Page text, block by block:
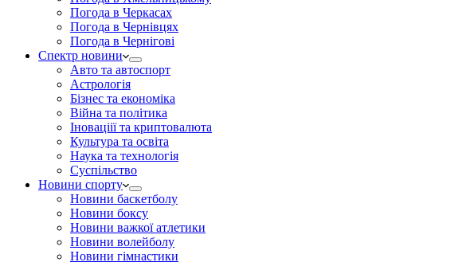
Погода в Черкасах
Погода в Чернівцях
Погода в Чернігові
Спектр новини
Авто та автоспорт
Астрологія
Бізнес та економіка
Війна та політика
Іноваціії та криптовалюта
Культура та освіта
Наука та технологія
Суспільство
Новини спорту
Новини баскетболу
Новини боксу
Новини важкої атлетики
Новини волейболу
Новини гімнастики